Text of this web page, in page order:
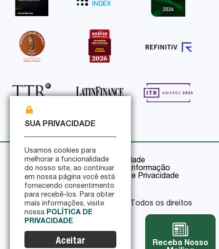
Política de Privacidade
Política de Segurança da Informação
Certificações de Segurança e Privacidade
© 2026 Pinheiro Guimarães - Todos os direitos
reservados
Receba Nosso
SUA PRIVACIDADE
Usamos cookies para
melhorar a funcionalidade
do nosso site, ao continuar
em nossa página você está
fornecendo consentimento
para recebê-los. Para obter
mais informações, visite
nossa POLÍTICA DE
PRIVACIDADE.
Aceitar